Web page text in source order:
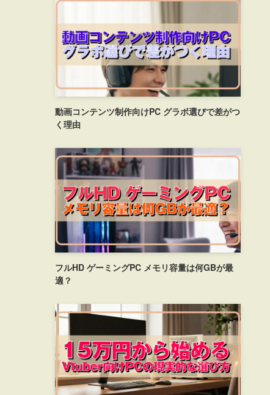
動画コンテンツ制作向けPC グラボ選びで差がつ
く理由
フルHD ゲーミングPC メモリ容量は何GBが最
適？